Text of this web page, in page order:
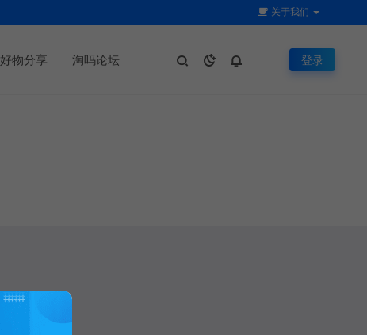
关于我们
好物分享 淘吗论坛 登录